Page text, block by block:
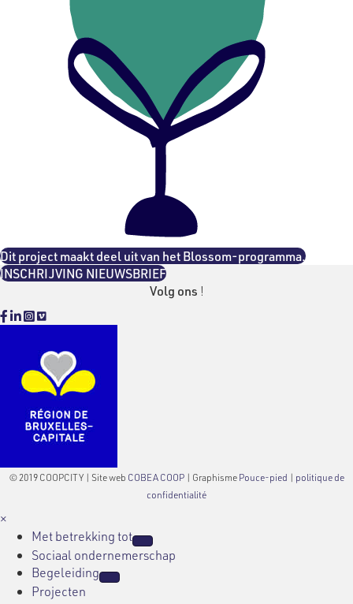
Dit project maakt deel uit van het Blossom-programma.
INSCHRIJVING NIEUWSBRIEF
Volg ons !
Facebook
Linkedin
Instagram
Vimeo
© 2019 COOPCITY | Site web COBEA COOP| GraphismePouce-pied | politique de
confidentialité
×
Met betrekking tot
Sociaal ondernemerschap
Begeleiding
Projecten